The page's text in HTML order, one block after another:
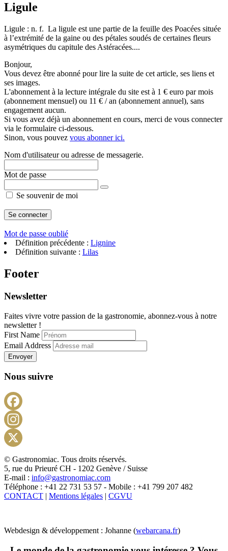
Ligule
Ligule : n. f. La ligule est une partie de la feuille des Poacées située
à l’extrémité de la gaine ou des pétales soudés de certaines fleurs
asymétriques du capitule des Astéracées....
Bonjour,
Vous devez être abonné pour lire la suite de cet article, ses liens et
ses images.
L'abonnement à la lecture intégrale du site est à 1 € euro par mois
(abonnement mensuel) ou 11 € / an (abonnement annuel), sans
engagement aucun.
Si vous avez déjà un abonnement en cours, merci de vous connecter
via le formulaire ci-dessous.
Sinon, vous pouvez vous abonner ici.
Nom d'utilisateur ou adresse de messagerie.
Mot de passe
Se souvenir de moi
Mot de passe oublié
Définition précédente : Lignine
Définition suivante : Lilas
Footer
Newsletter
Faites vivre votre passion de la gastronomie, abonnez-vous à notre
newsletter !
First Name
Email Address
Envoyer
Nous suivre
X
© Gastronomiac. Tous droits réservés.
5, rue du Prieuré CH - 1202 Genève / Suisse
E-mail : info@gastronomiac.com
Téléphone : +41 22 731 53 57 - Mobile : +41 799 207 482
CONTACT | Mentions légales | CGVU
Webdesign & développement : Johanne (webarcana.fr)